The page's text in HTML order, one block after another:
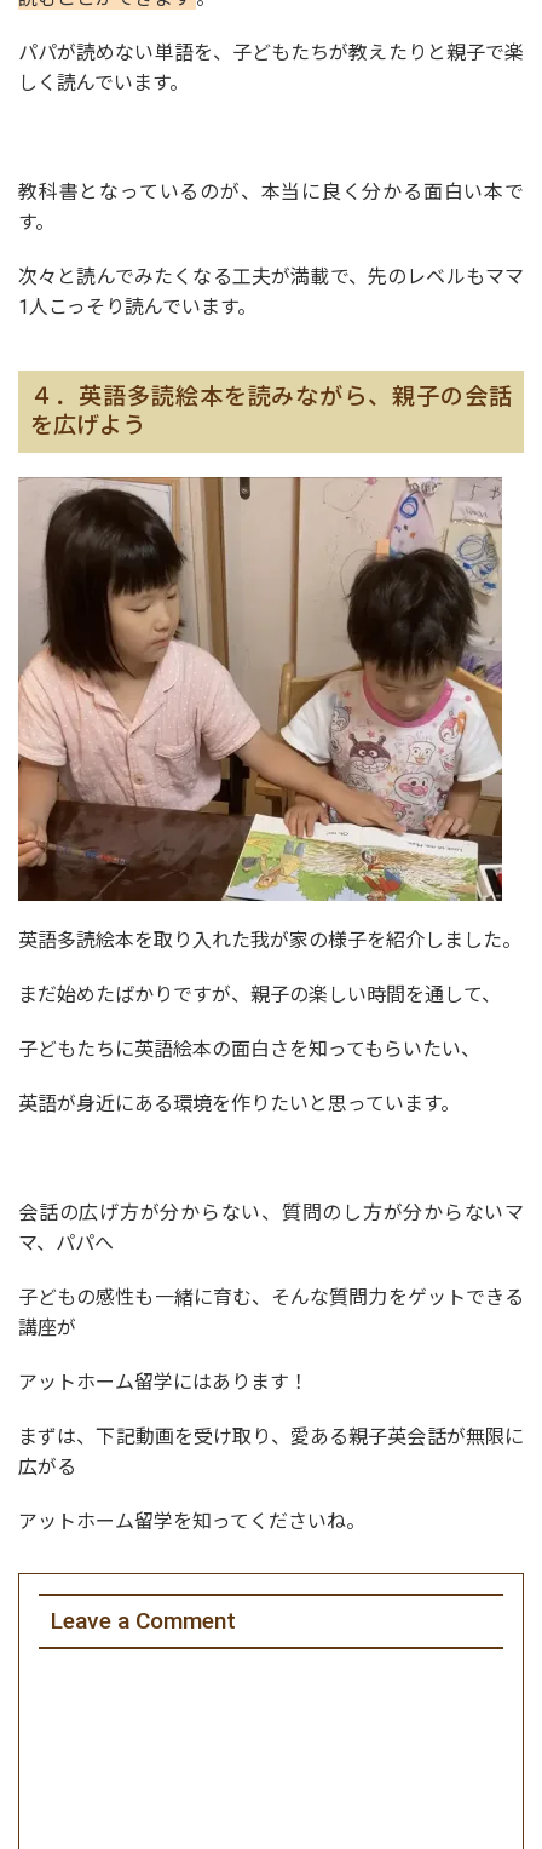
パパが読めない単語を、子どもたちが教えたりと親子で楽
しく読んでいます。
教科書となっているのが、本当に良く分かる面白い本で
す。
次々と読んでみたくなる工夫が満載で、先のレベルもママ
1人こっそり読んでいます。
４．英語多読絵本を読みながら、親子の会話
を広げよう
英語多読絵本を取り入れた我が家の様子を紹介しました。
まだ始めたばかりですが、親子の楽しい時間を通して、
子どもたちに英語絵本の面白さを知ってもらいたい、
英語が身近にある環境を作りたいと思っています。
会話の広げ方が分からない、質問のし方が分からないマ
マ、パパへ
子どもの感性も一緒に育む、そんな質問力をゲットできる
講座が
アットホーム留学にはあります！
まずは、下記動画を受け取り、愛ある親子英会話が無限に
広がる
アットホーム留学を知ってくださいね。
Leave a Comment